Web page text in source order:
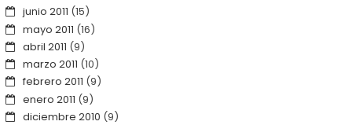
junio 2011 (15)
mayo 2011 (16)
abril 2011 (9)
marzo 2011 (10)
febrero 2011 (9)
enero 2011 (9)
diciembre 2010 (9)